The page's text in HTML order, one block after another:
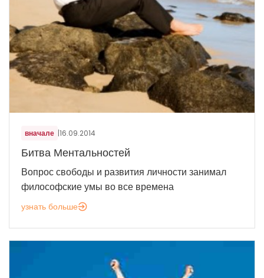
вначале |16.09.2014
Битва Ментальностей
Вопрос свободы и развития личности занимал
философские умы во все времена
узнать больше